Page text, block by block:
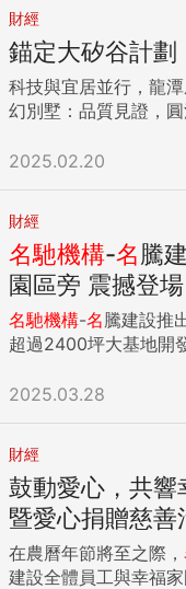
財經
錨定大矽谷計
科技與宜居並行，龍潭成為
幻別墅：品質見證，
2025.02.20
財經
名馳機構-名騰
園區旁 震撼登場
名馳機構-名騰建設推
超過2400坪大基地開
2025.03.28
財經
鼓動愛心，共響
暨愛心捐贈慈善
在農曆年節將至之際，
建設全體員工與幸福